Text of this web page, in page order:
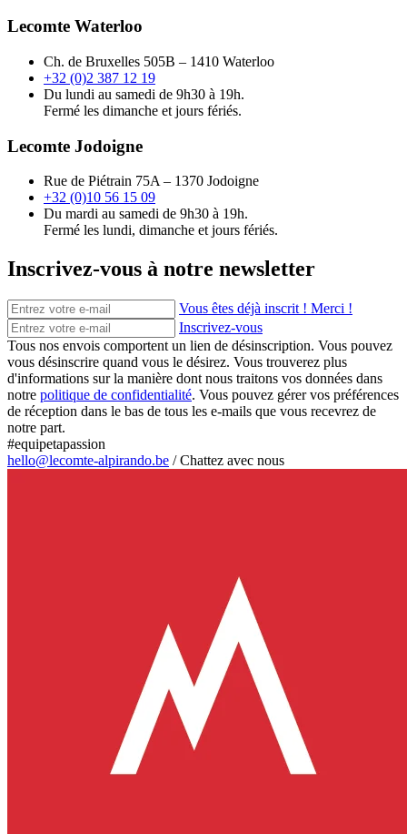
Lecomte Waterloo
Ch. de Bruxelles 505B – 1410 Waterloo
+32 (0)2 387 12 19
Du lundi au samedi de 9h30 à 19h.
Fermé les dimanche et jours fériés.
Lecomte Jodoigne
Rue de Piétrain 75A – 1370 Jodoigne
+32 (0)10 56 15 09
Du mardi au samedi de 9h30 à 19h.
Fermé les lundi, dimanche et jours fériés.
Inscrivez-vous à notre newsletter
Vous êtes déjà inscrit ! Merci !
Inscrivez-vous
Tous nos envois comportent un lien de désinscription. Vous pouvez
vous désinscrire quand vous le désirez. Vous trouverez plus
d'informations sur la manière dont nous traitons vos données dans
notre politique de confidentialité. Vous pouvez gérer vos préférences
de réception dans le bas de tous les e-mails que vous recevrez de
notre part.
#equipetapassion
hello@lecomte-alpirando.be /Chattez avec nous